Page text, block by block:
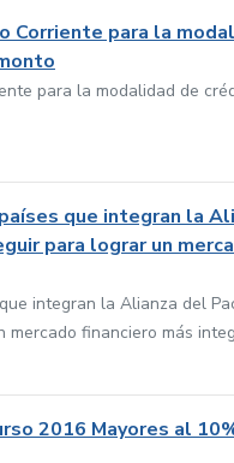
Corriente para la
para la modalidad de
que integran la
para lograr un
integran la Alianza del
mercado financiero más
2016 Mayores al